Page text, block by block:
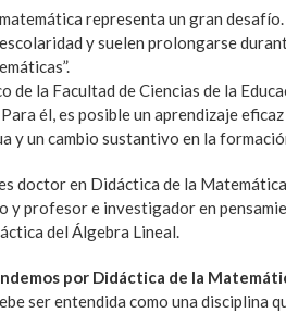
representa un gran
y suelen prolongarse
de la Facultad de Ciencias de la
él, es posible un aprendizaje
y un cambio sustantivo en la
doctor en Didáctica de la
y profesor e investigador en
del Álgebra Lineal.
por Didáctica de la
ser entendida como una disciplina